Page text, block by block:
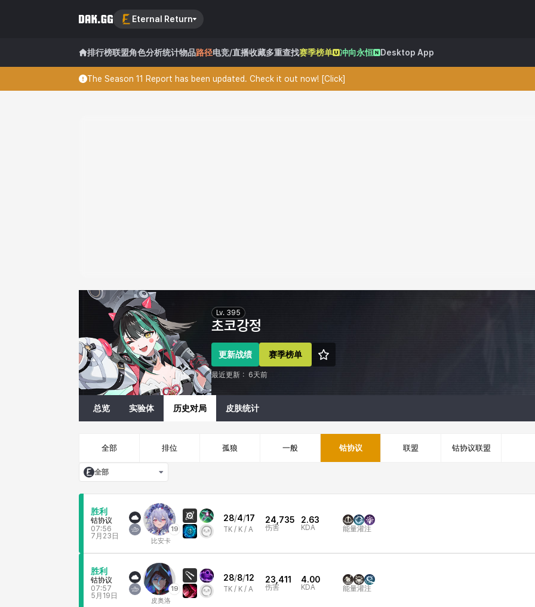
Eternal Return
排行榜联盟角色分析统计物品路径电竞/直播收藏多重查找赛季榜单 冲向永恒 Desktop App
The Season 11 Report has been updated. Check it out now! [Click]
Eternal Return Profile for 초코강정
초코강정
Lv. 395
更新战绩 赛季榜单
最近更新： 6天前
总览 实验体 历史对局 皮肤统计
全部 排位 孤狼 一般 钴协议 联盟 钴协议联盟
全部
胜利
钴协议
07:56
7月23日
19
比安卡
28/4/17
TK / K / A
24,735
伤害
2.63
KDA 能量灌注
胜利
钴协议
07:57
5月19日
19
皮奥洛
28/8/12
TK / K / A
23,411
伤害
4.00
KDA 能量灌注